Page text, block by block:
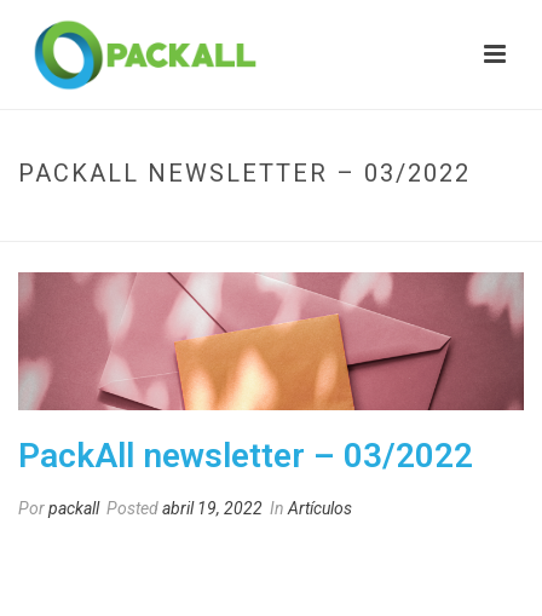
PACKALL NEWSLETTER – 03/2022
PackAll newsletter – 03/2022
Porpackall Postedabril 19, 2022 In Artículos